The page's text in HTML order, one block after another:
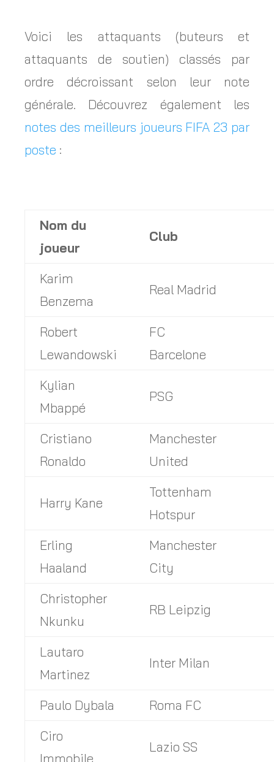
Voici les attaquants (buteurs et
attaquants de soutien) classés par
ordre décroissant selon leur note
générale. Découvrez également les
notes des meilleurs joueurs FIFA 23 par
poste :
Nom du
joueur
Club
Karim
Benzema
Real Madrid
Robert
Lewandowski
FC
Barcelone
Kylian
Mbappé
PSG
Cristiano
Ronaldo
Manchester
United
Harry Kane
Tottenham
Hotspur
Erling
Haaland
Manchester
City
Christopher
Nkunku
RB Leipzig
Lautaro
Martinez
Inter Milan
Paulo Dybala
Roma FC
Ciro
Immobile
Lazio SS